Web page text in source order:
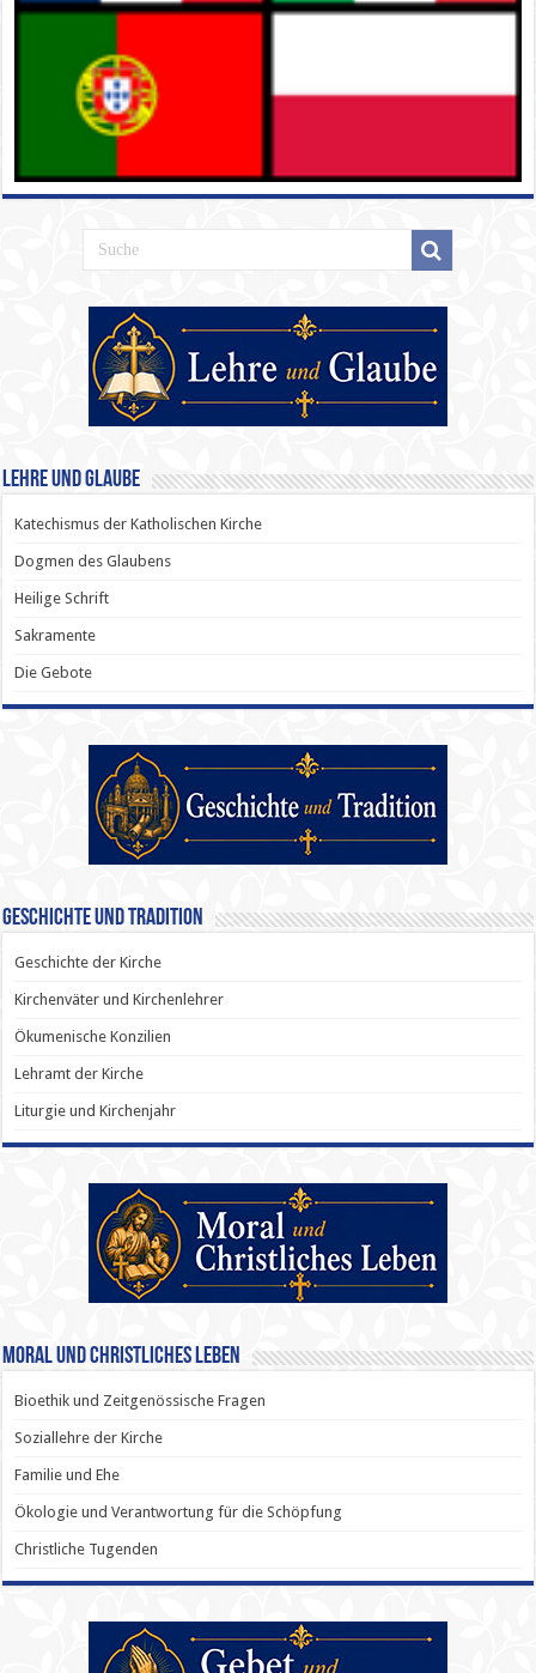
Lehre und Glaube
Katechismus der Katholischen Kirche
Dogmen des Glaubens
Heilige Schrift
Sakramente
Die Gebote
Geschichte und Tradition
Geschichte der Kirche
Kirchenväter und Kirchenlehrer
Ökumenische Konzilien
Lehramt der Kirche
Liturgie und Kirchenjahr
Moral und Christliches Leben
Bioethik und Zeitgenössische Fragen
Soziallehre der Kirche
Familie und Ehe
Ökologie und Verantwortung für die Schöpfung
Christliche Tugenden